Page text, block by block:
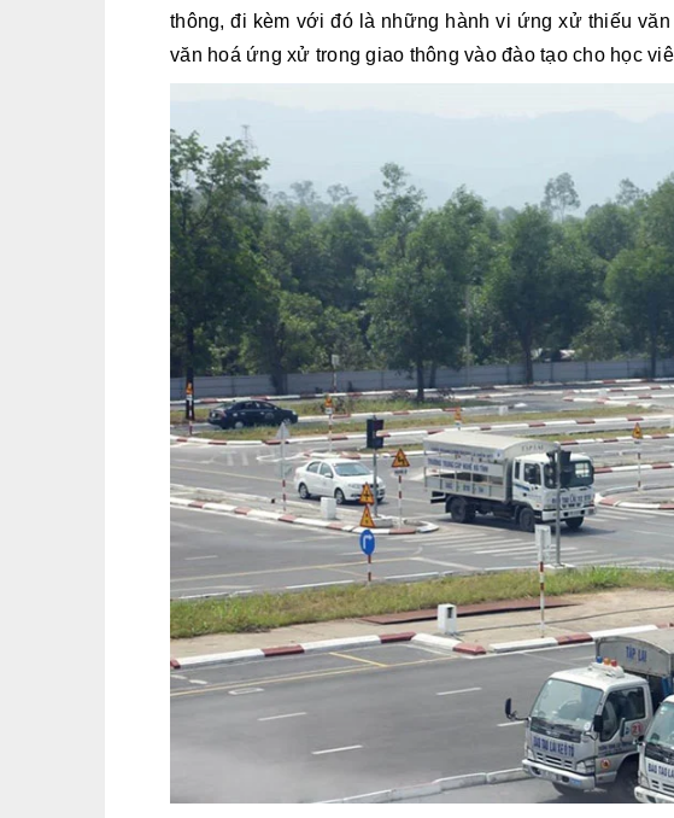
thông, đi kèm với đó là những hành vi ứng xử thiếu
văn hoá ứng xử trong giao thông vào đào tạo cho học